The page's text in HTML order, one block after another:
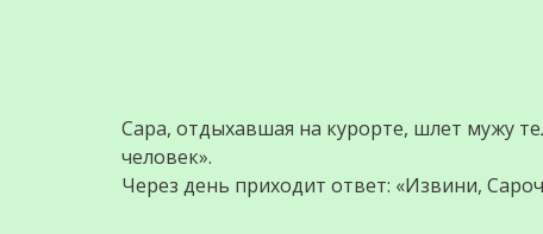
Сара, отдыхавшая на курорте, шлет мужу
человек».
Через день приходит ответ: «Извини,